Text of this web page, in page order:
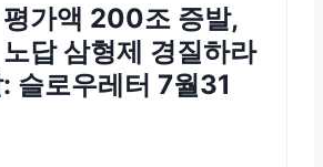
가액 200조 증발,
답 삼형제 경질하라
슬로우레터 7월31